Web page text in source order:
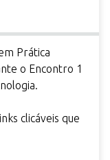
Prática
o Encontro 1
clicáveis que